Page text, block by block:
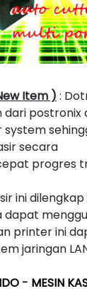
Item ) :
postronix
secara
progres
ini
dapat
printer ini
jaringan
- MESIN